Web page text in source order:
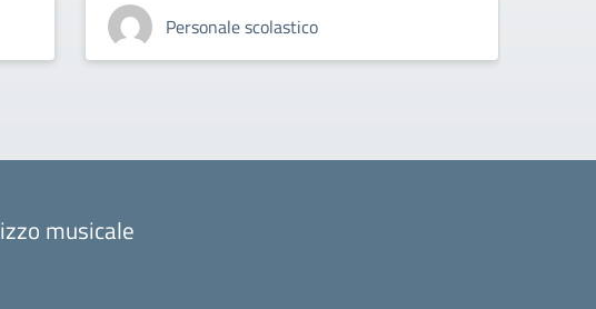
Personale scolastico
musicale